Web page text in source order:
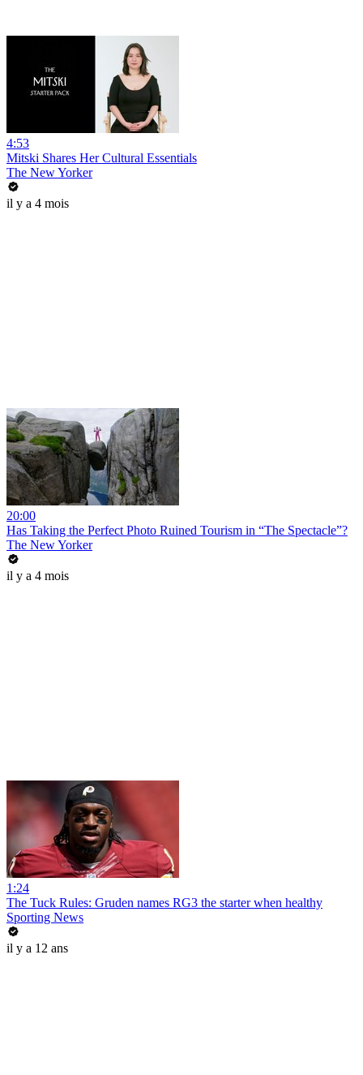
4:53
Mitski Shares Her Cultural Essentials
The New Yorker
il y a 4 mois
20:00
Has Taking the Perfect Photo Ruined Tourism in “The Spectacle”?
The New Yorker
il y a 4 mois
1:24
The Tuck Rules: Gruden names RG3 the starter when healthy
Sporting News
il y a 12 ans